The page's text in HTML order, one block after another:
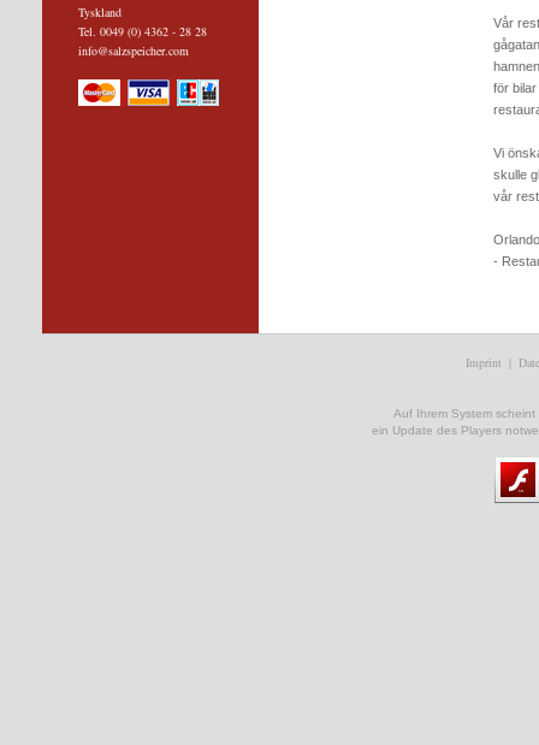
Tyskland
Tel. 0049 (0) 4362 - 28 28
info@salzspeicher.com
Vår
för
Vi
skulle
vår
-
Imprint |
Auf Ihrem System
ein Update des Players